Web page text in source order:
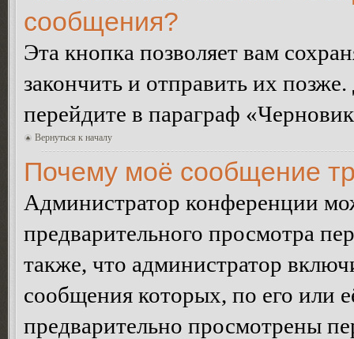
сообщения?
Эта кнопка позволяет вам
закончить и отправить их
перейдите в параграф
Вернуться к началу
Почему моё сообщение
Администратор конференции
предварительного просмотра
также, что администратор
сообщения которых, по его или
предварительно просмотрены